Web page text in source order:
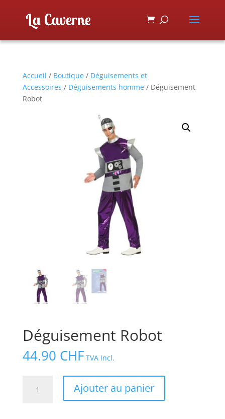
Accueil / Boutique/ Déguisements et
Accessoires / Déguisements homme/ Déguisement
Robot
Déguisement Robot
44.90 CHF TVA Incl.
Déguisement
Ajouter au panier